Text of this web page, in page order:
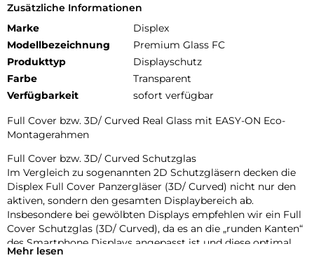
Zusätzliche Informationen
Marke
Displex
Modellbezeichnung
Premium Glass FC
Produkttyp
Displayschutz
Farbe
Transparent
Verfügbarkeit
sofort verfügbar
Full Cover bzw. 3D/ Curved Real Glass mit EASY-ON Eco-
Montagerahmen
Full Cover bzw. 3D/ Curved Schutzglas
Im Vergleich zu sogenannten 2D Schutzgläsern decken die
Displex Full Cover Panzergläser (3D/ Curved) nicht nur den
aktiven, sondern den gesamten Displaybereich ab.
Insbesondere bei gewölbten Displays empfehlen wir ein Full
Cover Schutzglas (3D/ Curved), da es an die „runden Kanten“
des Smartphone Displays angepasst ist und diese optimal
schützt. Das bedeutet maximalen Schutz, optimale
Mehr lesen